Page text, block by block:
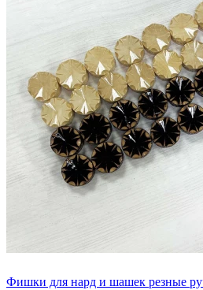
Фишки для нард и шашек резные